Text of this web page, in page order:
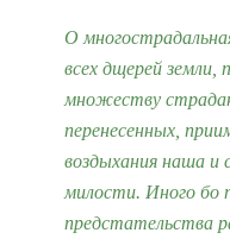
О
всех дщерей
множеству
перенесенных,
воздыхания наша и
милости. Иного бо
предстательства